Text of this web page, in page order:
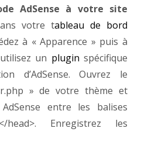
AdSense à votre site
votre tableau de bord
à « Apparence » puis à
un pluginspécifique
d’AdSense. Ouvrez le
» de votre thème et
entre les balises
Enregistrez les